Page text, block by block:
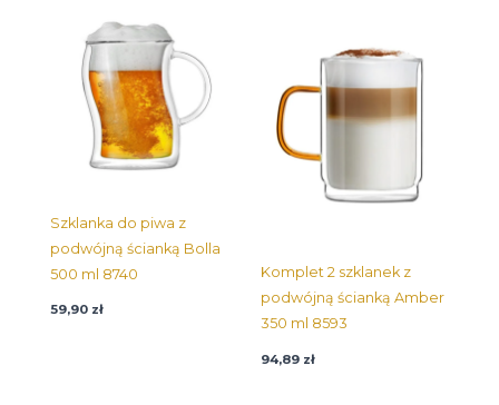
Szklanka do piwa z
podwójną ścianką Bolla
500 ml 8740
59,90 zł
Komplet 2 szklanek z
podwójną ścianką Amber
350 ml 8593
94,89 zł